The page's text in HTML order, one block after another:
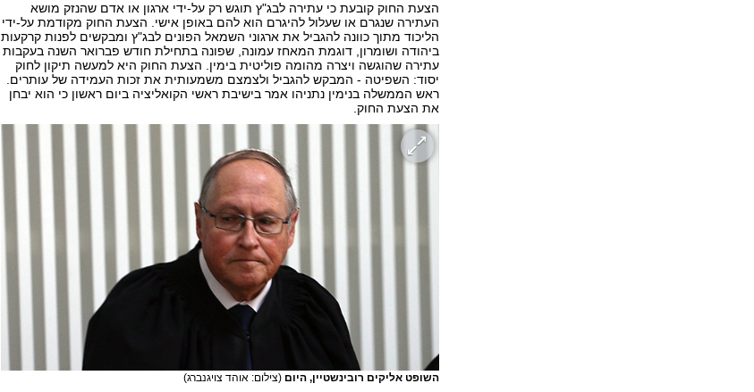
הצעת החוק קובעת כי עתירה לבג"ץ תוגש רק על-ידי ארגון או אדם שהנזק מושא
העתירה שנגרם או שעלול להיגרם הוא להם באופן אישי. הצעת החוק מקודמת על-ידי
הליכוד מתוך כוונה להגביל את ארגוני השמאל הפונים לבג"ץ ומבקשים לפנות קרקעות
ביהודה ושומרון, דוגמת המאחז עמונה, שפונה בתחילת חודש פברואר השנה בעקבות
עתירה שהוגשה ויצרה מהומה פוליטית בימין. הצעת החוק היא למעשה תיקון לחוק
יסוד: השפיטה - המבקש להגביל ולצמצם משמעותית את זכות העמידה של עותרים.
ראש הממשלה בנימין נתניהו אמר בישיבת ראשי הקואליציה ביום ראשון כי הוא יבחן
את הצעת החוק.
השופט אליקים רובינשטיין, היום (צילום: אוהד צויגנברג)